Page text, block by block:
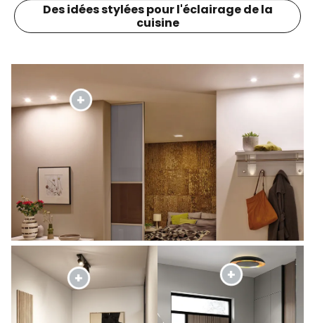
Des idées stylées pour l'éclairage de la
cuisine